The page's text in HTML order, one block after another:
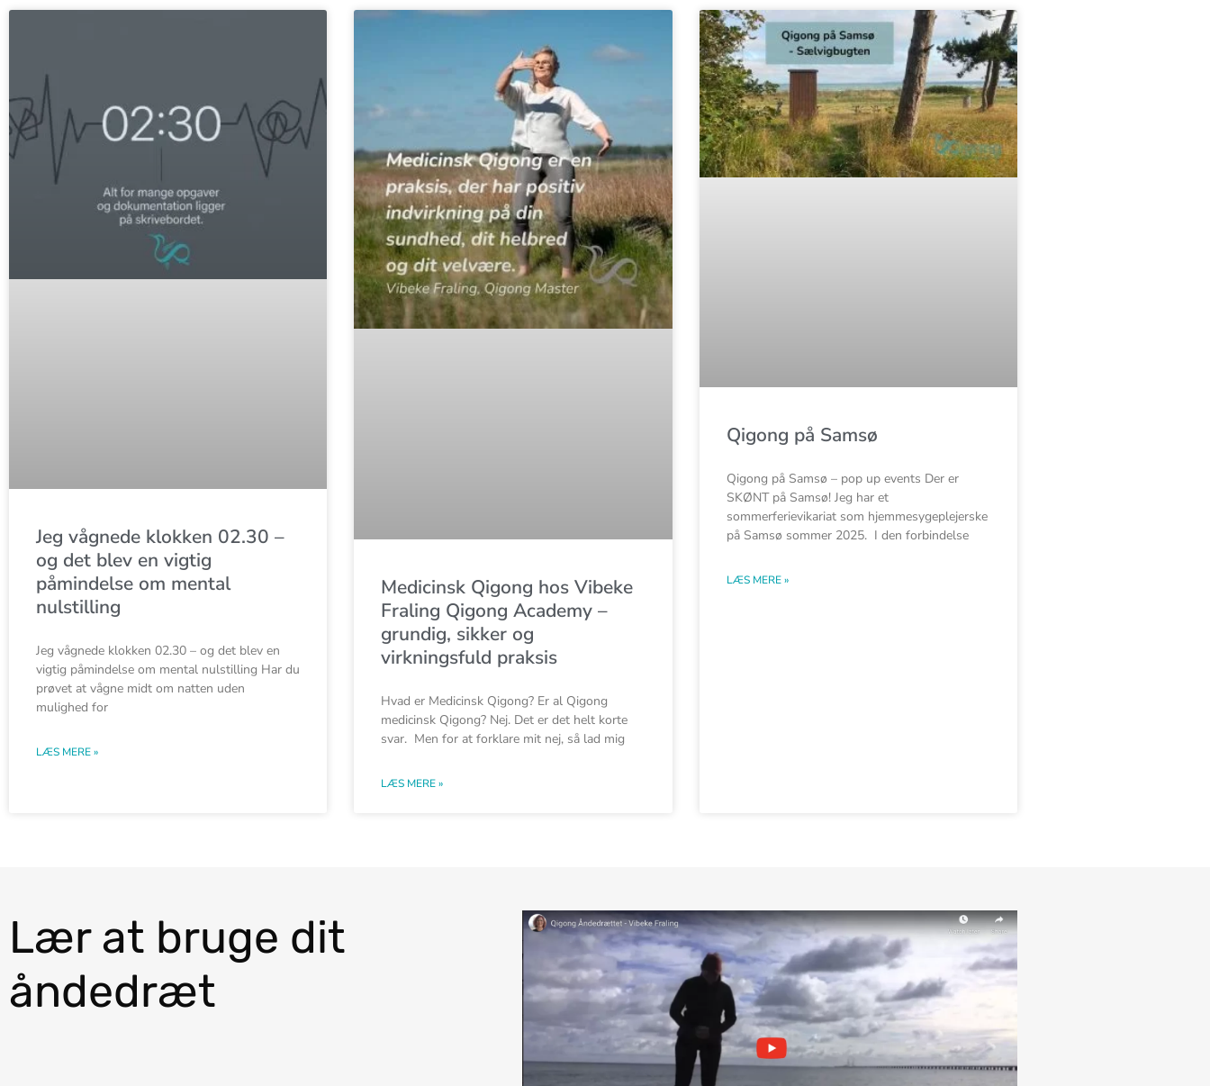
Jeg vågnede klokken 02.30 –
og det blev en vigtig
påmindelse om mental
nulstilling
Jeg vågnede klokken 02.30 – og det blev en
vigtig påmindelse om mental nulstilling Har du
prøvet at vågne midt om natten uden
mulighed for
LÆS MERE »
Medicinsk Qigong hos Vibeke
Fraling Qigong Academy –
grundig, sikker og
virkningsfuld praksis
Hvad er Medicinsk Qigong? Er al Qigong
medicinsk Qigong? Nej. Det er det helt korte
svar. Men for at forklare mit nej, så lad mig
LÆS MERE »
Qigong på Samsø
Qigong på Samsø – pop up events Der er
SKØNT på Samsø! Jeg har et
sommerferievikariat som hjemmesygeplejerske
på Samsø sommer 2025. I den forbindelse
LÆS MERE »
Lær at bruge dit
åndedræt